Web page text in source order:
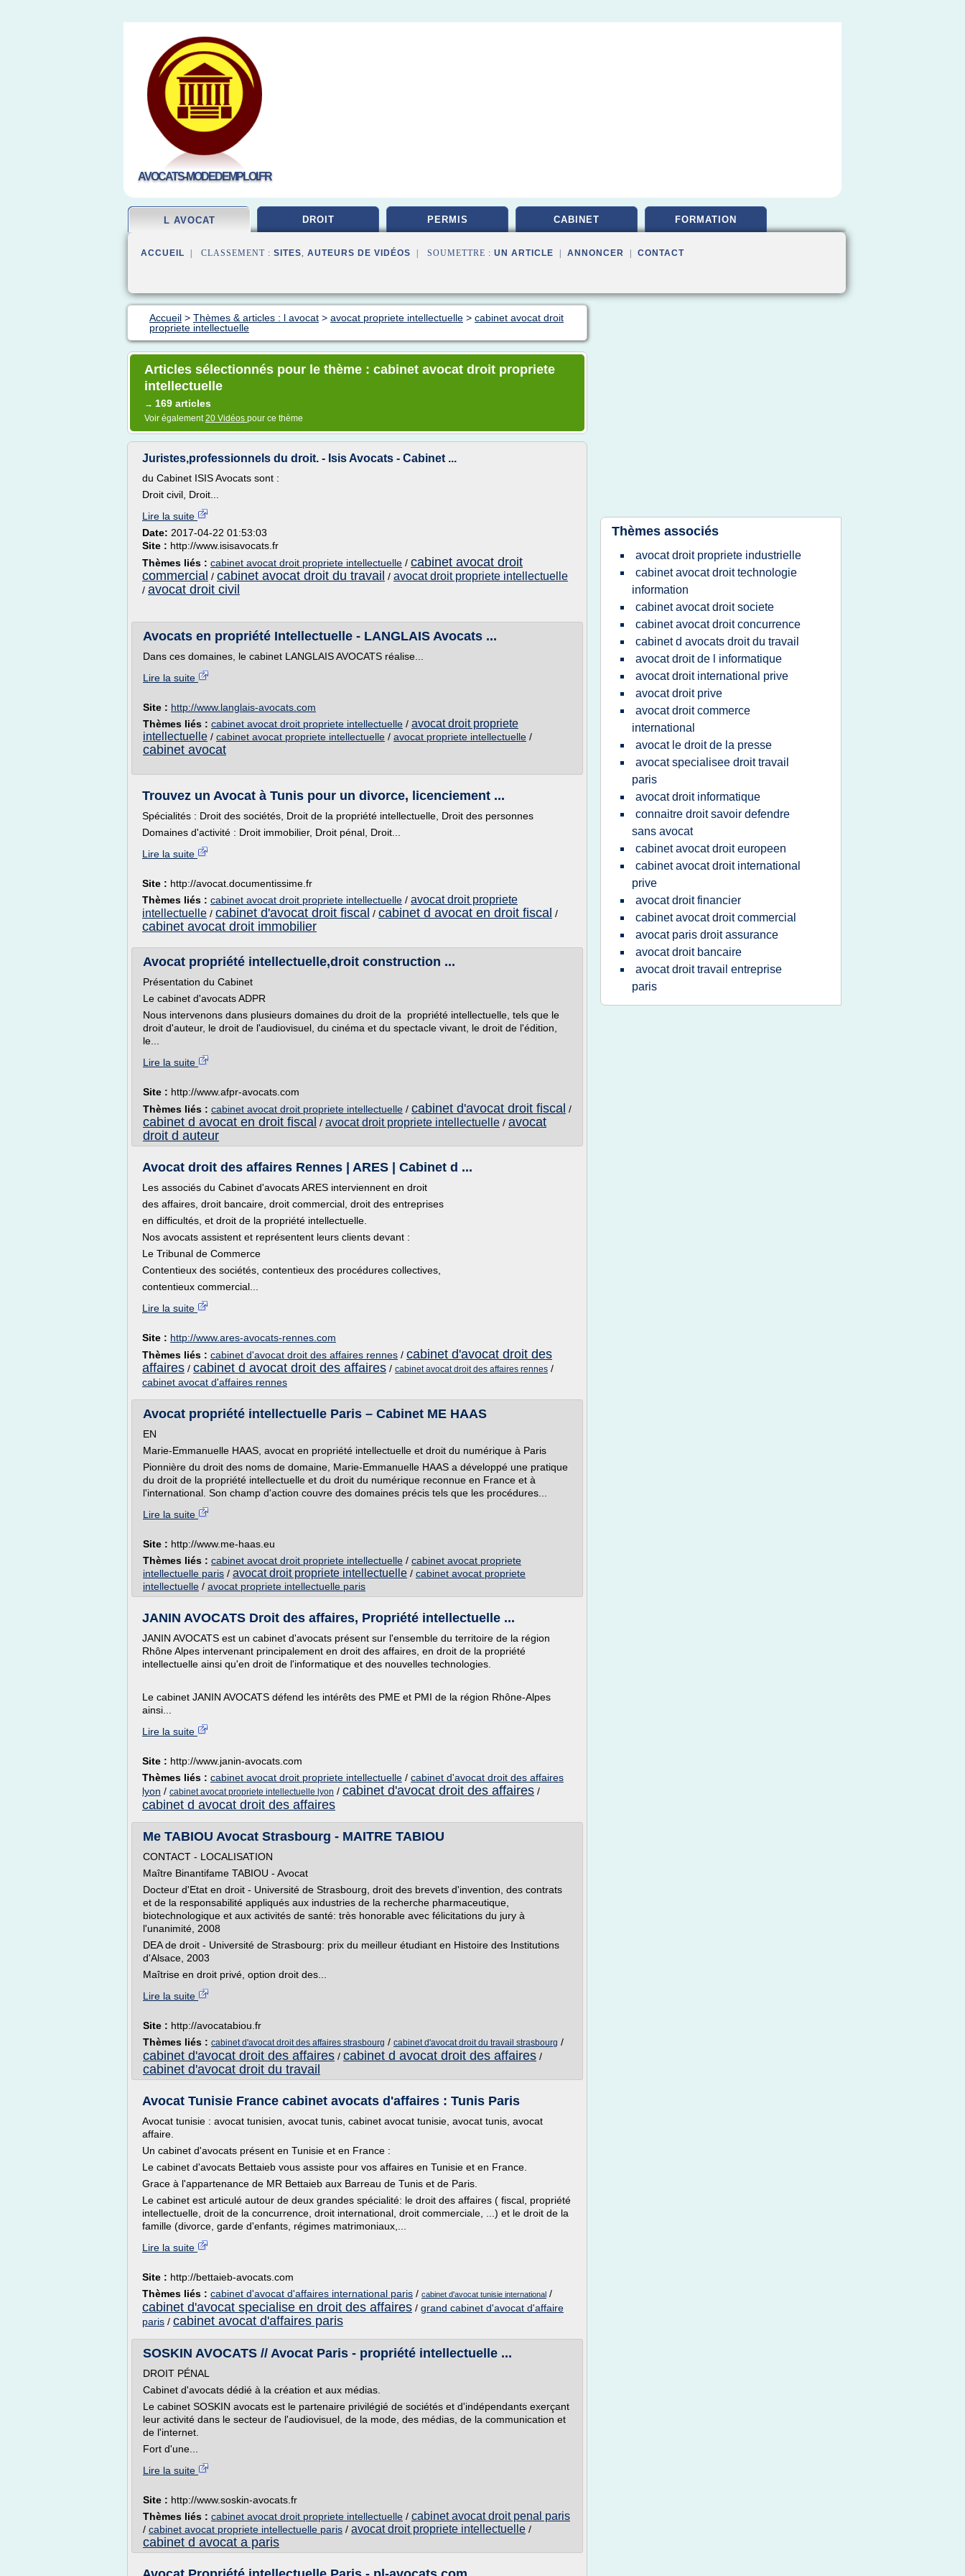
AVOCATS-MODEDEMPLOI.FR
L AVOCAT DROIT PERMIS CABINET FORMATION
ACCUEIL | CLASSEMENT : SITES, AUTEURS DE VIDÉOS | SOUMETTRE : UN ARTICLE ANNONCER CONTACT
Accueil > Thèmes & articles : l avocat > avocat propriete intellectuelle > cabinet avocat droit
propriete intellectuelle
Articles sélectionnés pour le thème : cabinet avocat droit propriete
intellectuelle
→ 169 articles
Voir également20 Vidéos pour ce thème
Juristes,professionnels du droit. - Isis Avocats - Cabinet ...
du Cabinet ISIS Avocats sont :
Droit civil, Droit...
Lire la suite
Date: 2017-04-22 01:53:03
Site : http://www.isisavocats.fr
Thèmes liés : cabinet avocat droit propriete intellectuelle / cabinet avocat droit
commercial / cabinet avocat droit du travail / avocat droit propriete intellectuelle
/ avocat droit civil
Avocats en propriété Intellectuelle - LANGLAIS Avocats ...
Dans ces domaines, le cabinet LANGLAIS AVOCATS réalise...
Lire la suite
Site : http://www.langlais-avocats.com
Thèmes liés : cabinet avocat droit propriete intellectuelle / avocat droit propriete
intellectuelle / cabinet avocat propriete intellectuelle / avocat propriete intellectuelle /
cabinet avocat
Trouvez un Avocat à Tunis pour un divorce, licenciement ...
Spécialités : Droit des sociétés, Droit de la propriété intellectuelle, Droit des personnes
Domaines d'activité : Droit immobilier, Droit pénal, Droit...
Lire la suite
Site : http://avocat.documentissime.fr
Thèmes liés : cabinet avocat droit propriete intellectuelle / avocat droit propriete
intellectuelle / cabinet d'avocat droit fiscal / cabinet d avocat en droit fiscal /
cabinet avocat droit immobilier
Avocat propriété intellectuelle,droit construction ...
Présentation du Cabinet
Le cabinet d'avocats ADPR
Nous intervenons dans plusieurs domaines du droit de la propriété intellectuelle, tels que le
droit d'auteur, le droit de l'audiovisuel, du cinéma et du spectacle vivant, le droit de l'édition,
le...
Lire la suite
Site : http://www.afpr-avocats.com
Thèmes liés : cabinet avocat droit propriete intellectuelle / cabinet d'avocat droit fiscal /
cabinet d avocat en droit fiscal / avocat droit propriete intellectuelle / avocat
droit d auteur
Avocat droit des affaires Rennes | ARES | Cabinet d ...
Les associés du Cabinet d'avocats ARES interviennent en droit
des affaires, droit bancaire, droit commercial, droit des entreprises
en difficultés, et droit de la propriété intellectuelle.
Nos avocats assistent et représentent leurs clients devant :
Le Tribunal de Commerce
Contentieux des sociétés, contentieux des procédures collectives,
contentieux commercial...
Lire la suite
Site : http://www.ares-avocats-rennes.com
Thèmes liés : cabinet d'avocat droit des affaires rennes / cabinet d'avocat droit des
affaires / cabinet d avocat droit des affaires / cabinet avocat droit des affaires rennes /
cabinet avocat d'affaires rennes
Avocat propriété intellectuelle Paris – Cabinet ME HAAS
EN
Marie-Emmanuelle HAAS, avocat en propriété intellectuelle et droit du numérique à Paris
Pionnière du droit des noms de domaine, Marie-Emmanuelle HAAS a développé une pratique
du droit de la propriété intellectuelle et du droit du numérique reconnue en France et à
l'international. Son champ d'action couvre des domaines précis tels que les procédures...
Lire la suite
Site : http://www.me-haas.eu
Thèmes liés : cabinet avocat droit propriete intellectuelle / cabinet avocat propriete
intellectuelle paris / avocat droit propriete intellectuelle / cabinet avocat propriete
intellectuelle / avocat propriete intellectuelle paris
JANIN AVOCATS Droit des affaires, Propriété intellectuelle ...
JANIN AVOCATS est un cabinet d'avocats présent sur l'ensemble du territoire de la région
Rhône Alpes intervenant principalement en droit des affaires, en droit de la propriété
intellectuelle ainsi qu'en droit de l'informatique et des nouvelles technologies.
Le cabinet JANIN AVOCATS défend les intérêts des PME et PMI de la région Rhône-Alpes
ainsi...
Lire la suite
Site : http://www.janin-avocats.com
Thèmes liés : cabinet avocat droit propriete intellectuelle / cabinet d'avocat droit des affaires
lyon / cabinet avocat propriete intellectuelle lyon / cabinet d'avocat droit des affaires /
cabinet d avocat droit des affaires
Me TABIOU Avocat Strasbourg - MAITRE TABIOU
CONTACT - LOCALISATION
Maître Binantifame TABIOU - Avocat
Docteur d'Etat en droit - Université de Strasbourg, droit des brevets d'invention, des contrats
et de la responsabilité appliqués aux industries de la recherche pharmaceutique,
biotechnologique et aux activités de santé: très honorable avec félicitations du jury à
l'unanimité, 2008
DEA de droit - Université de Strasbourg: prix du meilleur étudiant en Histoire des Institutions
d'Alsace, 2003
Maîtrise en droit privé, option droit des...
Lire la suite
Site : http://avocatabiou.fr
Thèmes liés : cabinet d'avocat droit des affaires strasbourg / cabinet d'avocat droit du travail strasbourg /
cabinet d'avocat droit des affaires / cabinet d avocat droit des affaires /
cabinet d'avocat droit du travail
Avocat Tunisie France cabinet avocats d'affaires : Tunis Paris
Avocat tunisie : avocat tunisien, avocat tunis, cabinet avocat tunisie, avocat tunis, avocat
affaire.
Un cabinet d'avocats présent en Tunisie et en France :
Le cabinet d'avocats Bettaieb vous assiste pour vos affaires en Tunisie et en France.
Grace à l'appartenance de MR Bettaieb aux Barreau de Tunis et de Paris.
Le cabinet est articulé autour de deux grandes spécialité: le droit des affaires ( fiscal, propriété
intellectuelle, droit de la concurrence, droit international, droit commerciale, ...) et le droit de la
famille (divorce, garde d'enfants, régimes matrimoniaux,...
Lire la suite
Site : http://bettaieb-avocats.com
Thèmes liés : cabinet d'avocat d'affaires international paris / cabinet d'avocat tunisie international /
cabinet d'avocat specialise en droit des affaires / grand cabinet d'avocat d'affaire
paris / cabinet avocat d'affaires paris
SOSKIN AVOCATS // Avocat Paris - propriété intellectuelle ...
DROIT PÉNAL
Cabinet d'avocats dédié à la création et aux médias.
Le cabinet SOSKIN avocats est le partenaire privilégié de sociétés et d'indépendants exerçant
leur activité dans le secteur de l'audiovisuel, de la mode, des médias, de la communication et
de l'internet.
Fort d'une...
Lire la suite
Site : http://www.soskin-avocats.fr
Thèmes liés : cabinet avocat droit propriete intellectuelle / cabinet avocat droit penal paris
/ cabinet avocat propriete intellectuelle paris / avocat droit propriete intellectuelle /
cabinet d avocat a paris
Thèmes associés
avocat droit propriete industrielle
cabinet avocat droit technologie
information
cabinet avocat droit societe
cabinet avocat droit concurrence
cabinet d avocats droit du travail
avocat droit de l informatique
avocat droit international prive
avocat droit prive
avocat droit commerce
international
avocat le droit de la presse
avocat specialisee droit travail
paris
avocat droit informatique
connaitre droit savoir defendre
sans avocat
cabinet avocat droit europeen
cabinet avocat droit international
prive
avocat droit financier
cabinet avocat droit commercial
avocat paris droit assurance
avocat droit bancaire
avocat droit travail entreprise
paris